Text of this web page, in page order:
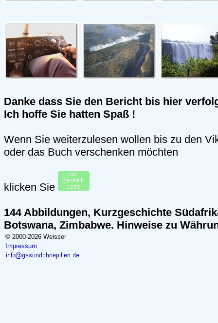
Danke dass Sie den Bericht bis hier
Ich hoffe Sie hatten Spaß !
Wenn Sie weiterzulesen wollen bis zu den
oder das Buch verschenken möchten
klicken Sie
144 Abbildungen, Kurzgeschichte
Botswana, Zimbabwe. Hinweise zu
© 2000-2026 Weisser
Impressum